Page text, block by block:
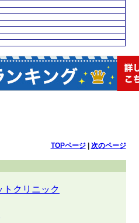
TOPページ| 次のページ